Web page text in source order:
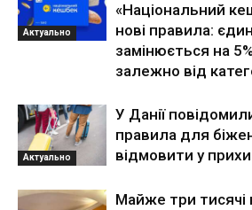
Актуально
«Національний
нові правила:
замінюється на
залежно від
Актуально
У Данії
правила для
відмовити у
Майже три тисячі